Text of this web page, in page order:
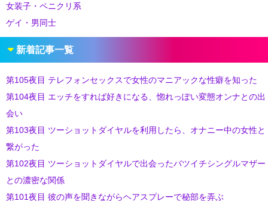
女装子・ペニクリ系
ゲイ・男同士
新着記事一覧
第105夜目 テレフォンセックスで女性のマニアックな性癖を知った
第104夜目 エッチをすれば好きになる、惚れっぽい変態オンナとの出
会い
第103夜目 ツーショットダイヤルを利用したら、オナニー中の女性と
繋がった
第102夜目 ツーショットダイヤルで出会ったバツイチシングルマザー
との濃密な関係
第101夜目 彼の声を聞きながらヘアスプレーで秘部を弄ぶ